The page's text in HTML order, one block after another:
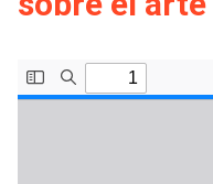
a
Expand
Expand
de
ayuda